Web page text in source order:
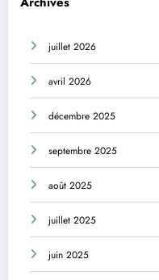
juillet 2026
avril 2026
décembre 2025
septembre 2025
août 2025
juillet 2025
juin 2025